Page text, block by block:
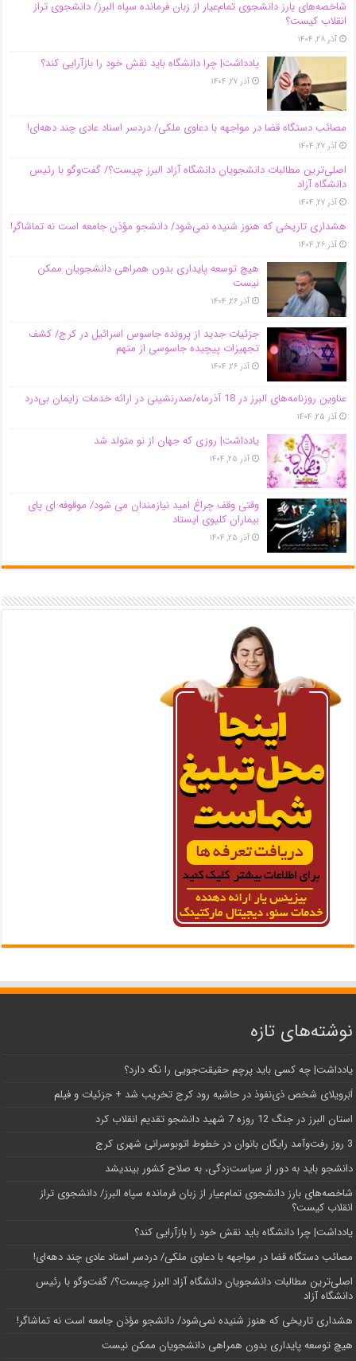
شاخصه‌های بارز دانشجوی تمام‌عیار از زبان فرمانده سپاه البرز/ دانشجوی تراز
انقلاب کیست؟
آذر ۲۸, ۱۴۰۴
یادداشت| چرا دانشگاه باید نقش خود را بازآرایی کند؟
آذر ۲۷, ۱۴۰۴
مصائب دستگاه قضا در مواجهه با دعاوی ملکی/ دردسر اسناد عادی چند‌ دهه‌ای!
آذر ۲۷, ۱۴۰۴
اصلی‌ترین مطالبات دانشجویان دانشگاه آزاد البرز چیست؟/ گفت‌وگو با رئیس
دانشگاه آز‌اد
آذر ۲۷, ۱۴۰۴
هشداری تاریخی که هنوز شنیده نمی‌شود/ دانشجو مؤذن جامعه است نه تماشاگر!
آذر ۲۶, ۱۴۰۴
هیچ توسعه پایداری بدون همراهی دانشجویان ممکن
نیست
آذر ۲۶, ۱۴۰۴
جزئیات جدید از پرونده جاسوس اسرائیل در کرج/‌ کشف
تجهیزات پیچیده جاسوسی از متهم
آذر ۲۶, ۱۴۰۴
عناوین روزنامه‌های البرز در ‌18 آذرماه/صدرنشینی در ارائه خدمات زایمان بی‌درد
آذر ۲۵, ۱۴۰۴
یادداشت| روزی که جهان از نو متولد شد
آذر ۲۵, ۱۴۰۴
وقتی وقف چراغ امید نیازمندان می شود/ موقوفه ای پای
بیماران کلیوی ایستاد
آذر ۲۵, ۱۴۰۴
نوشته‌های تازه
یادداشت| ‌چه کسی باید پرچم حقیقت‌جویی را نگه دارد؟
اَبَر‌ویلای شخص ذی‌نفوذ در حاشیه‌ رود کرج تخریب شد + جزئیات و فیلم
استان البرز در جنگ 12 روزه 7 شهید دانشجو تقدیم انقلاب کرد
3 روز رفت‌وآمد رایگان بانوان در خطوط اتوبوسرانی شهری کرج
دانشجو باید به دور از سیاست‌زدگی، به صلاح کشور بیندیشد
شاخصه‌های بارز دانشجوی تمام‌عیار از زبان فرمانده سپاه البرز/ دانشجوی تراز
انقلاب کیست؟
یادداشت| چرا دانشگاه باید نقش خود را بازآرایی کند؟
مصائب دستگاه قضا در مواجهه با دعاوی ملکی/ دردسر اسناد عادی چند‌ دهه‌ای!
اصلی‌ترین مطالبات دانشجویان دانشگاه آزاد البرز چیست؟/ گفت‌وگو با رئیس
دانشگاه آز‌اد
هشداری تاریخی که هنوز شنیده نمی‌شود/ دانشجو مؤذن جامعه است نه تماشاگر!
هیچ توسعه پایداری بدون همراهی دانشجویان ممکن نیست